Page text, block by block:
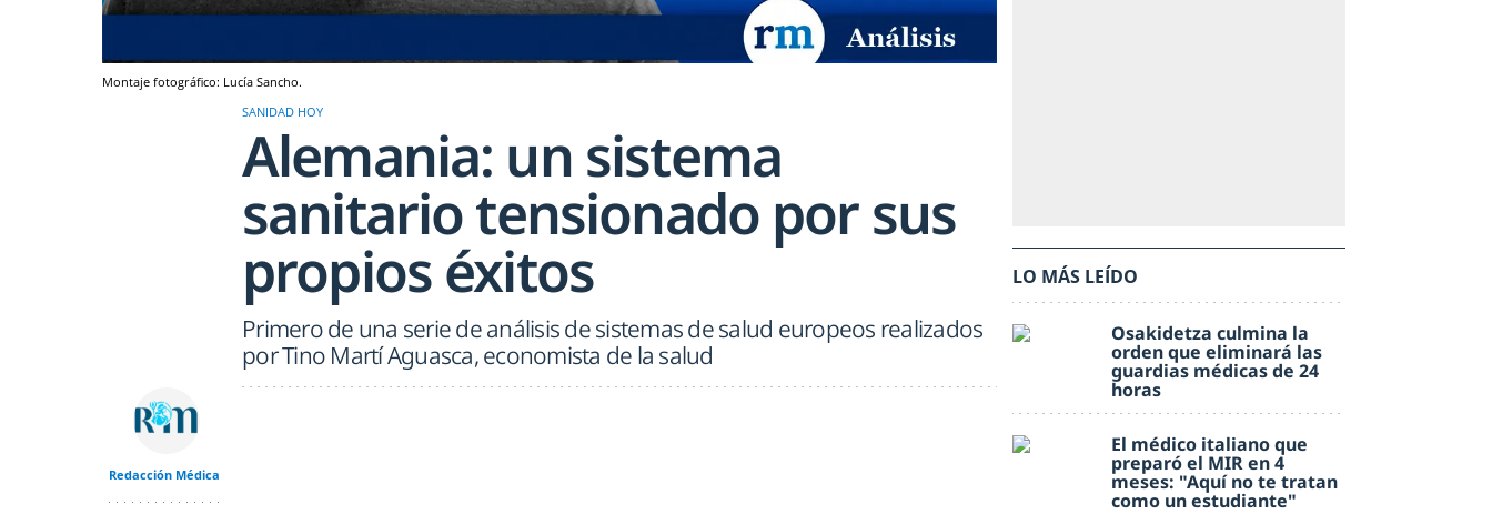
Montaje fotográfico: Lucía Sancho.
SANIDAD HOY
Alemania: un sistema
sanitario tensionado por sus
propios éxitos
Primero de una serie de análisis de sistemas de salud europeos realizados
por Tino Martí Aguasca, economista de la salud
Redacción Médica
LO MÁS LEÍDO
Osakidetza culmina la
orden que eliminará las
guardias médicas de 24
horas
El médico italiano que
preparó el MIR en 4
meses: "Aquí no te tratan
como un estudiante"